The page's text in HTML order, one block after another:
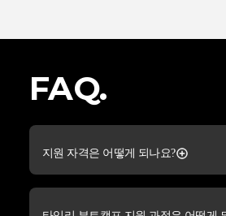
FAQ.
지원 자격은 어떻게 되나요?